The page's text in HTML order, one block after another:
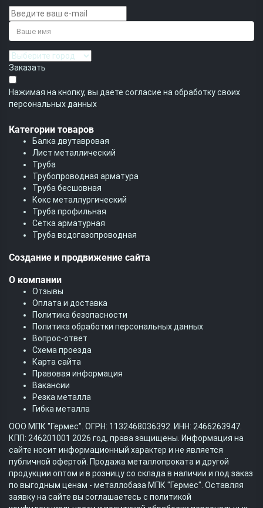
Заказать
Нажимая на кнопку, вы даете согласие на обработку своих
персональных данных
Категории товаров
Балка двутавровая
Лист металлический
Труба
Трубопроводная арматура
Труба бесшовная
Кокс металлургический
Труба профильная
Cетка арматурная
Труба водогазопроводная
Создание и продвижение сайта
О компании
Отзывы
Оплата и доставка
Политика безопасности
Политика обработки персональных данных
Вопрос-ответ
Схема проезда
Карта сайта
Правовая информация
Вакансии
Резка металла
Гибка металла
ООО МПК "Гермес". ОГРН: 1132468036392. ИНН: 2466263947.
КПП: 246201001 2026 год, права защищены. Информация на
сайте носит информационный характер и не является
публичной офертой. Продажа металлопроката и другой
продукции оптом и в розницу со склада в наличии и под заказ
по выгодным ценам - металлобаза МПК "Гермес". Оставляя
заявку на сайте вы соглашаетесь с политикой